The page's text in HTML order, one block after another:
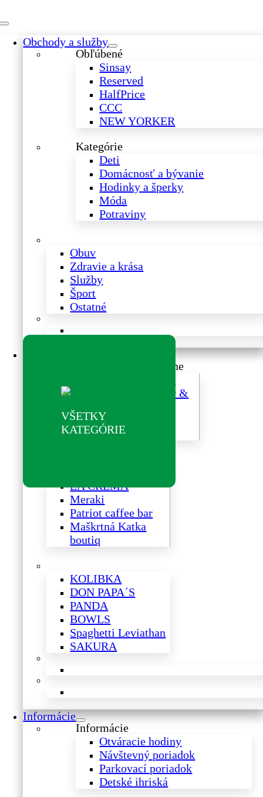
to
Toggle
Navigation
Obchody a služby
Obľúbené
Sinsay
Reserved
HalfPrice
CCC
NEW YORKER
Kategórie
Deti
Domácnosť a bývanie
Hodinky a šperky
Móda
Potraviny
Obuv
Zdravie a krása
Služby
Šport
Ostatné
VŠETKY
KATEGÓRIE
Reštaurácie a kaviarne
SMÍCHOV beer &
Bistro SOHO
FATRABEEF
LA CREMA
Meraki
Patriot caffee bar
Maškrtná Katka
boutiq
KOLIBKA
DON PAPA´S
PANDA
BOWLS
Spaghetti Leviathan
SAKURA
Informácie
Informácie
Otváracie hodiny
Návštevný poriadok
Parkovací poriadok
Detské ihriská